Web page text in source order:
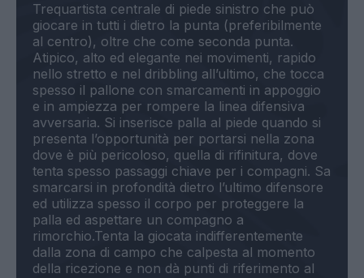
Trequartista centrale di piede sinistro che può
giocare in tutti i dietro la punta (preferibilmente
al centro), oltre che come seconda punta.
Atipico, alto ed elegante nei movimenti, rapido
nello stretto e nel dribbling all’ultimo, che tocca
spesso il pallone con smarcamenti in appoggio
e in ampiezza per rompere la linea difensiva
avversaria. Si inserisce palla al piede quando si
presenta l’opportunità per portarsi nella zona
dove è più pericoloso, quella di rifinitura, dove
tenta spesso passaggi chiave per i compagni. Sa
smarcarsi in profondità dietro l’ultimo difensore
ed utilizza spesso il corpo per proteggere la
palla ed aspettare un compagno a
rimorchio.Tenta la giocata indifferentemente
dalla zona di campo che calpesta al momento
della ricezione e non dà punti di riferimento al